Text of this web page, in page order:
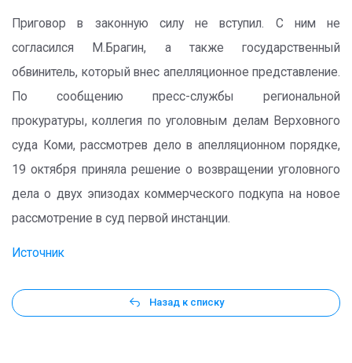
Приговор в законную силу не вступил. С ним не
согласился М.Брагин, а также государственный
обвинитель, который внес апелляционное представление.
По сообщению пресс-службы региональной
прокуратуры, коллегия по уголовным делам Верховного
суда Коми, рассмотрев дело в апелляционном порядке,
19 октября приняла решение о возвращении уголовного
дела о двух эпизодах коммерческого подкупа на новое
рассмотрение в суд первой инстанции.
Источник
Назад к списку